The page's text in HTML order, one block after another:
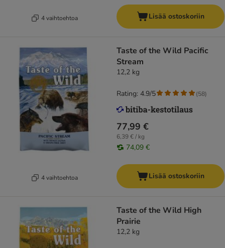
4 vaihtoehtoa Lisää ostoskoriin
4 vaihtoehtoa
Taste of the Wild Pacific
Stream
12,2 kg
77,99 €
6,39 € / kg
74,09 €
Rating: 4.9/5 (58)
Lisää ostoskoriin
Taste of the Wild High
Prairie
12,2 kg